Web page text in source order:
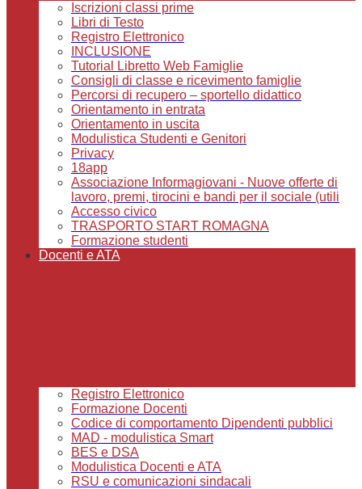
Iscrizioni classi prime
Libri di Testo
Registro Elettronico
INCLUSIONE
Tutorial Libretto Web Famiglie
Consigli di classe e ricevimento famiglie
Percorsi di recupero – sportello didattico
Orientamento in entrata
Orientamento in uscita
Modulistica Studenti e Genitori
Privacy
18app
Associazione Informagiovani - Nuove offerte di
lavoro, premi, tirocini e bandi per il sociale (utili
Accesso civico
TRASPORTO START ROMAGNA
Formazione studenti
Docenti e ATA
Registro Elettronico
Formazione Docenti
Codice di comportamento Dipendenti pubblici
MAD - modulistica Smart
BES e DSA
Modulistica Docenti e ATA
RSU e comunicazioni sindacali